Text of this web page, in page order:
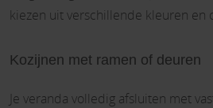
kiezen uit verschillende kleuren en
Kozijnen met ramen of deuren
Je veranda volledig afsluiten met